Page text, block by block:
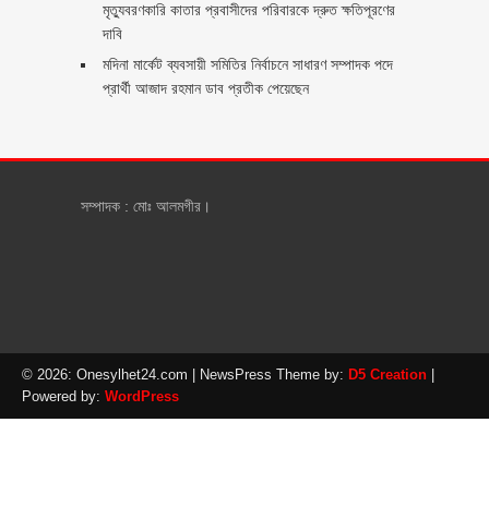
মৃত্যুবরণকারি কাতার প্রবাসীদের পরিবারকে দ্রুত ক্ষতিপূরণের
দাবি
মদিনা মার্কেট ব্যবসায়ী সমিতির নির্বাচনে সাধারণ সম্পাদক পদে
প্রার্থী আজাদ রহমান ডাব প্রতীক পেয়েছেন ‎
সম্পাদক : মোঃ আলমগীর।
© 2026: Onesylhet24.com | NewsPress Theme by: D5 Creation
Powered by: WordPress